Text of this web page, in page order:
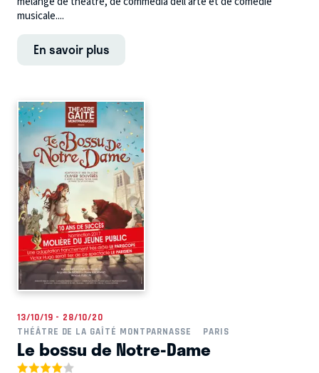
musicale....
En savoir plus
13/10/19 - 28/10/20
THÉÂTRE DE LA GAÎTÉ MONTPARNASSE
PARIS
Le bossu de Notre-Dame